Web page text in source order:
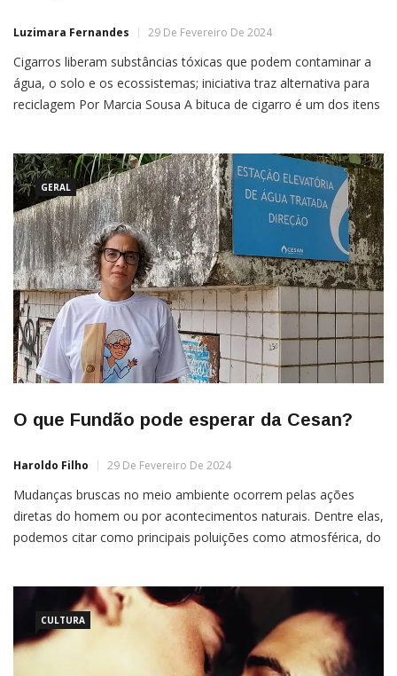
Luzimara Fernandes 29 De Fevereiro De 2024
Cigarros liberam substâncias tóxicas que podem contaminar a
água, o solo e os ecossistemas; iniciativa traz alternativa para
reciclagem Por Marcia Sousa A bituca de cigarro é um dos itens
GERAL
O que Fundão pode esperar da Cesan?
Haroldo Filho 29 De Fevereiro De 2024
Mudanças bruscas no meio ambiente ocorrem pelas ações
diretas do homem ou por acontecimentos naturais. Dentre elas,
podemos citar como principais poluições como atmosférica, do
CULTURA